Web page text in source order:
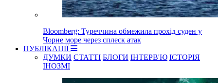
Bloomberg: Туреччина обмежила прохід суден у
Чорне море через сплеск атак
ПУБЛІКАЦІЇ
ДУМКИ СТАТТІ БЛОГИ ІНТЕРВ'Ю ІСТОРІЯ
ІНОЗМІ